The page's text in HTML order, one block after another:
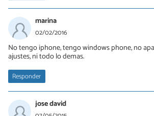
marina
02/02/2016
No tengo iphone, tengo windows phone, no
ajustes, ni todo lo demas.
Responder
jose david